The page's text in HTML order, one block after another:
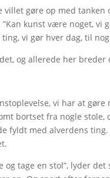
gøre op med tanken
kunst være noget, vi
vi gør hver dag, til
og allerede her
vi har at
bortset fra nogle stole,
fyldt med alverdens
og tage en stol”, lyder